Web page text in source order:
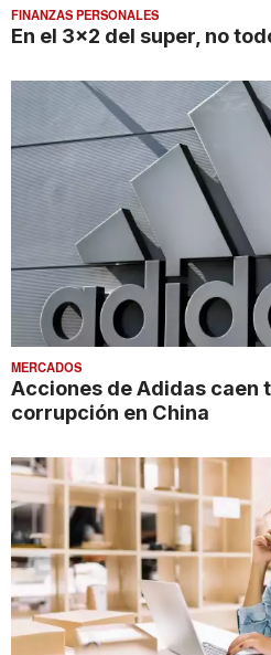
FINANZAS PERSONALES
En el 3x2 del super, no
MERCADOS
Acciones de Adidas caen
corrupción en China